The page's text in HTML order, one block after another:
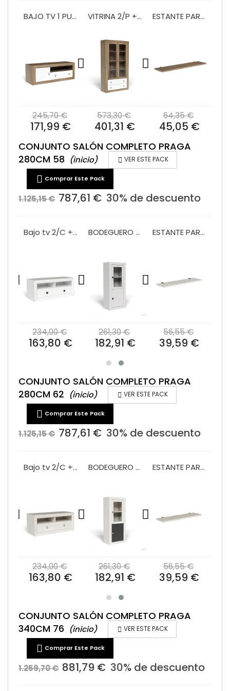
BAJO TV 1 PUERTA Y 1 CAJON 140 CM MOD.PRAGA
245,70 €
171,99 €
VITRINA 2/P + 2/C 100 MOD.PRAGA
573,30 €
401,31 €
ESTANTE PARED 140 PRAGA/BALI
64,35 €
45,05 €
CONJUNTO SALÓN COMPLETO PRAGA
280CM 58 (inicio)  VER ESTE PACK
 Comprar Este Pack
1.125,15 € 787,61 € 30% de descuento
Bajo tv 2/C + hueco 120 Praga
234,00 €
163,80 €
BODEGUERO 60 CM MOD.PRAGA
261,30 €
182,91 €
ESTANTE PARED 120 PRAGA/BALI
56,55 €
39,59 €
CONJUNTO SALÓN COMPLETO PRAGA
280CM 62 (inicio)  VER ESTE PACK
 Comprar Este Pack
1.125,15 € 787,61 € 30% de descuento
Bajo tv 2/C + hueco 120 Praga
234,00 €
163,80 €
BODEGUERO 60 CM MOD.PRAGA
261,30 €
182,91 €
ESTANTE PARED 120 PRAGA/BALI
56,55 €
39,59 €
CONJUNTO SALÓN COMPLETO PRAGA
340CM 76 (inicio)  VER ESTE PACK
 Comprar Este Pack
1.259,70 € 881,79 € 30% de descuento